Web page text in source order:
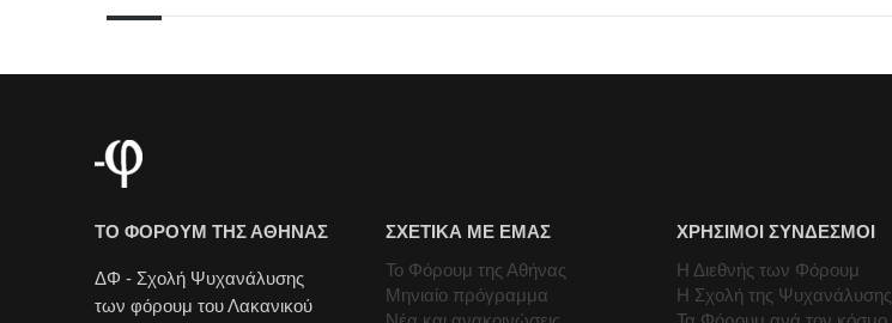
ΤΟ ΦΟΡΟΥΜ ΤΗΣ ΑΘΗΝΑΣ
ΔΦ - Σχολή Ψυχανάλυσης
των φόρουμ του Λακανικού
ΣΧΕΤΙΚΑ ΜΕ ΕΜΑΣ
Το Φόρουμ της Αθήνας
Μηνιαίο πρόγραμμα
ΧΡΗΣΙΜΟΙ ΣΥΝΔΕΣΜΟΙ
Η Διεθνής των Φόρουμ
Η Σχολή της Ψυχανάλυσης